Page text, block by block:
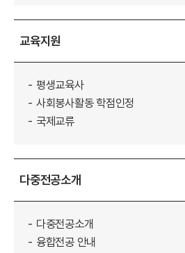
교육지원
평생교육사
사회봉사활동 학점인정
국제교류
다중전공소개
다중전공소개
융합전공 안내